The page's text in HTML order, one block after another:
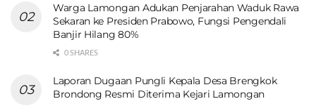
Warga Lamongan Adukan Penjarahan Waduk Rawa
Sekaran ke Presiden Prabowo, Fungsi Pengendali
Banjir Hilang 80%
0 SHARES
Laporan Dugaan Pungli Kepala Desa Brengkok
Brondong Resmi Diterima Kejari Lamongan